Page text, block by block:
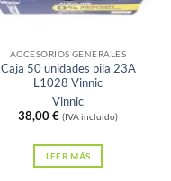
ACCESORIOS GENERALES
Caja 50 unidades pila 23A
L1028 Vinnic
Vinnic
38,00€ (IVA incluido)
LEER MÁS